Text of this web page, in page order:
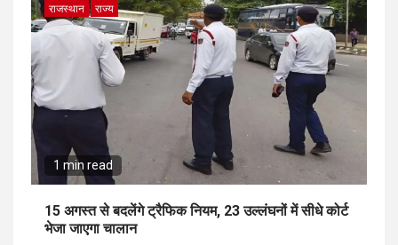
राजस्थान राज्य
1 min read
15 अगस्त से बदलेंगे ट्रैफिक नियम, 23 उल्लंघनों में सीधे कोर्ट
भेजा जाएगा चालान